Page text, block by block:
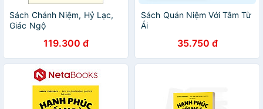
Sách Chánh Niệm, Hỷ Lạc,
Giác Ngộ
119.300 đ
Sách Quán Niệm Với Tâm Từ
Ái
35.750 đ